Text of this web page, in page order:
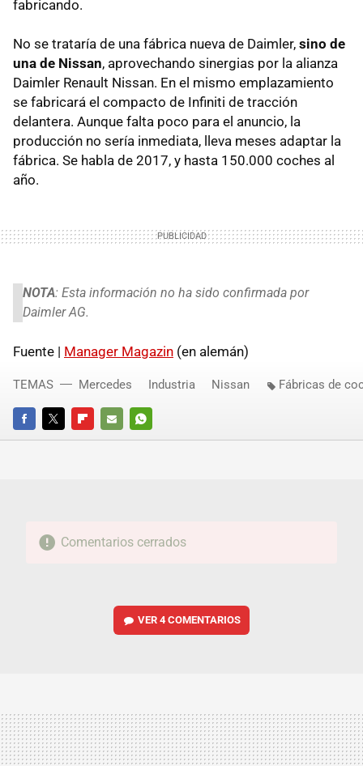
fabricando.
No se trataría de una fábrica nueva de Daimler, sino de
una de Nissan, aprovechando sinergias por la alianza
Daimler Renault Nissan. En el mismo emplazamiento
se fabricará el compacto de Infiniti de tracción
delantera. Aunque falta poco para el anuncio, la
producción no sería inmediata, lleva meses adaptar la
fábrica. Se habla de 2017, y hasta 150.000 coches al
año.
NOTA: Esta información no ha sido confirmada por
Daimler AG.
Fuente | Manager Magazin (en alemán)
FACEBOOKTWITTERFLIPBOARD
E-
WHATSAPP
TEMAS Mercedes Industria Nissan Fábricas de
Comentarios cerrados
VER4 COMENTARIOS